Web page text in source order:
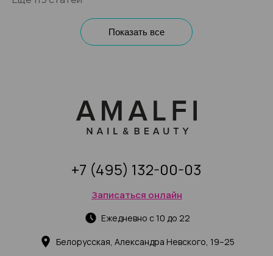
Показать все
Белорусская, Александра Невского, 19–25
Ежедневно с 10 до 22
Записаться онлайн
+7 (495) 132-00-03